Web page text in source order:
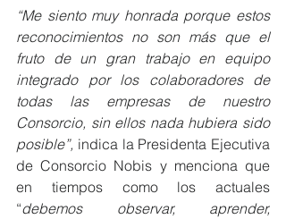
“Me siento muy honrada porque estos
reconocimientos no son más que el
fruto de un gran trabajo en equipo
integrado por los colaboradores de
todas las empresas de nuestro
Consorcio, sin ellos nada hubiera sido
posible”, indica la Presidenta Ejecutiva
de Consorcio Nobis y menciona que
en tiempos como los actuales
“debemos observar, aprender,